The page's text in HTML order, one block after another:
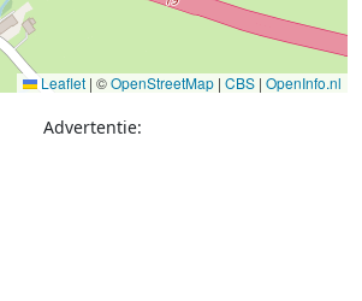
Leaflet | ©OpenStreetMap | CBS | OpenInfo.nl
Advertentie: